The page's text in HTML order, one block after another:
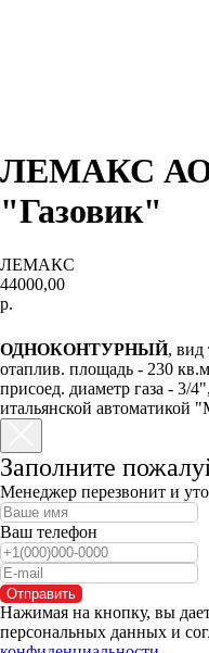
ЛЕМАКС
"Газовик"
ЛЕМАКС
44000,00
р.
ОДНОКОНТУРНЫЙ, вид
отаплив. площадь - 230
присоед. диаметр газа - 3/
итальянской автоматикой
Заполните
Менеджер перезвонит и
Ваш телефон
Отправить
Нажимая на кнопку, вы
персональных данных и